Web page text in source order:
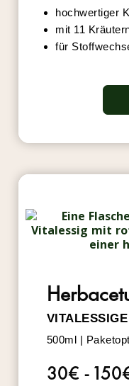
hochwertiger
mit 11
für
VITALESSIGE
500ml |
30€ -